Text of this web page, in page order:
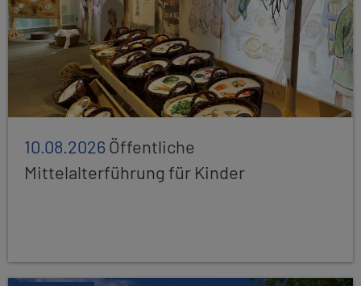
10.08.2026Öffentliche
Mittelalterführung für Kinder